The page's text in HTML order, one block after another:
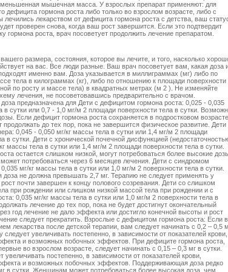
мышечная масса. У взрослых препарат применяют: для
дефицита гормона роста либо только во взрослом возрасте, либо с
лечились лекарством от дефицита гормона роста с детства, ваш
проверен снова, когда ваш рост завершится. Если это подтвердит
гормона роста, врач посоветует продолжить лечение препаратом.
вашего размера, состояния, которое вы лечите, и того, насколько
на вас. Все люди разные. Ваш врач посоветует вам, какая доза
именно вам. Доза указывается в миллиграммах (мг) либо по
тела в килограммах (кг), либо по отношению к площади поверхности
по росту и массе тела) в квадратных метрах (м 2 ). Не изменяйте
лечения, не посоветовавшись предварительно с врачом.
предназначена для Дети с дефицитом гормона роста: 0,025 - 0,035
в сутки или 0,7 - 1,0 мг/м 2 площади поверхности тела в сутки.
Если дефицит гормона роста сохраняется в подростковом возрасте,
продолжать до тех пор, пока не завершится физическое развитие. Дети
0,045 - 0,050 мг/кг массы тела в сутки или 1,4 мг/м 2 площади
в сутки. Дети с хронической почечной дисфункцией
массы тела в сутки или 1,4 мг/м 2 площади поверхности тела в сутки.
остается слишком низкой, могут потребоваться более высокие
потребоваться через 6 месяцев лечения. Дети с синдромом
мг/кг массы тела в сутки или 1,0 мг/м 2 поверхности тела в сутки.
не должна превышать 2,7 мг. Терапию не следует применять у
почти завершен к концу полового созревания. Дети со слишком
при рождении или слишком низкой массой тела при рождении и с
0,035 мг/кг массы тела в сутки или 1,0 мг/м 2 поверхности тела в
лечение до тех пор, пока не будет достигнут окончательный
год лечение не дало эффекта или достигло конечной высоты и рост
следует прекратить. Взрослые с дефицитом гормона роста: Если
лекарства после детской терапии, вам следует начинать с 0,2 – 0,5
следует увеличивать постепенно, в зависимости от показателей крови,
и возможных побочных эффектов. При дефиците гормона роста,
во взрослом возрасте, следует начинать с 0,15 – 0,3 мг в сутки.
увеличивать постепенно, в зависимости от показателей крови,
и возможных побочных эффектов. Поддерживающая доза редко
в сутки. Женщинам может потребоваться более высокая доза, чем